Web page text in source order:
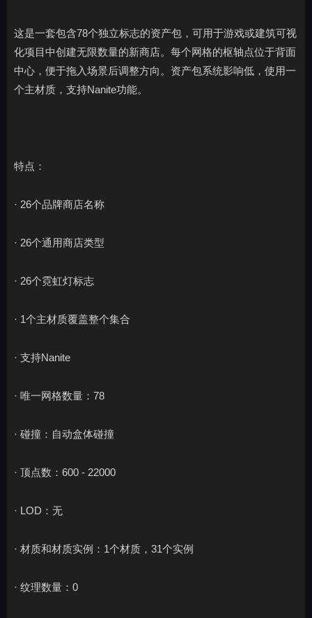
这是一套包含78个独立标志的资产包，可用于游戏或建筑可视
化项目中创建无限数量的新商店。每个网格的枢轴点位于背面
中心，便于拖入场景后调整方向。资产包系统影响低，使用一
个主材质，支持Nanite功能。
特点：
· 26个品牌商店名称
· 26个通用商店类型
· 26个霓虹灯标志
· 1个主材质覆盖整个集合
· 支持Nanite
· 唯一网格数量：78
· 碰撞：自动盒体碰撞
· 顶点数：600 - 22000
· LOD：无
· 材质和材质实例：1个材质，31个实例
· 纹理数量：0